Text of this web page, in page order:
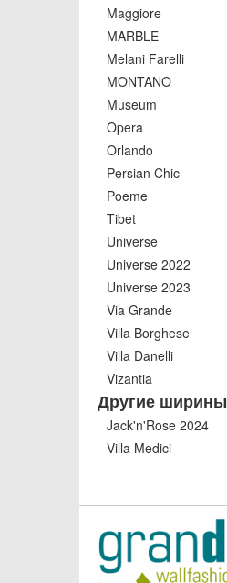
Maggiore
MARBLE
Melani Farelli
MONTANO
Museum
Opera
Orlando
Persian Chic
Poeme
Tibet
Universe
Universe 2022
Universe 2023
Via Grande
Villa Borghese
Villa Danelli
Vizantia
Другие ширины
Jack'n'Rose 2024
Villa Medici